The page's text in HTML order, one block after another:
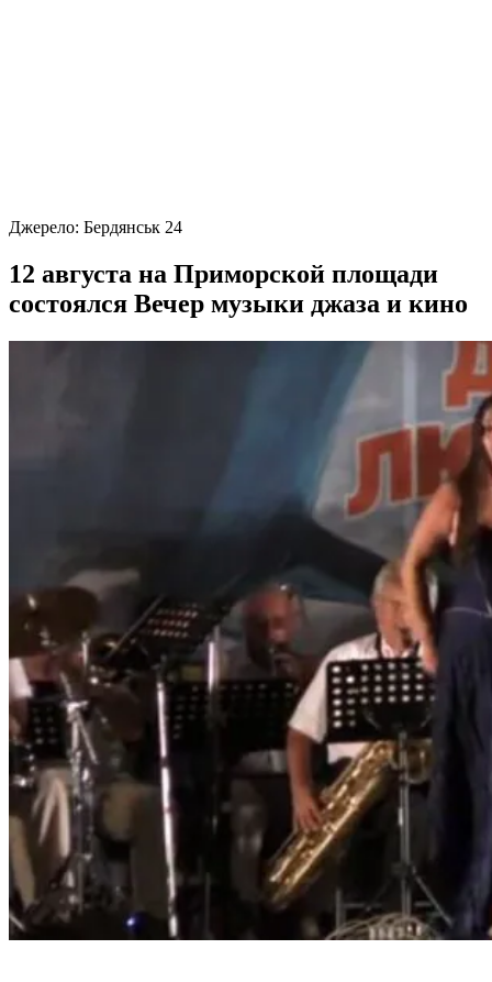
Джерело: Бердянськ 24
12 августа на Приморской площади
состоялся Вечер музыки джаза и кино